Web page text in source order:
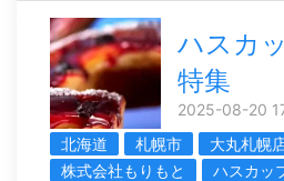
ハスカ
特集
2025-08-20
北海道
札幌市
大丸札幌
株式会社もりもと
ハスカッ